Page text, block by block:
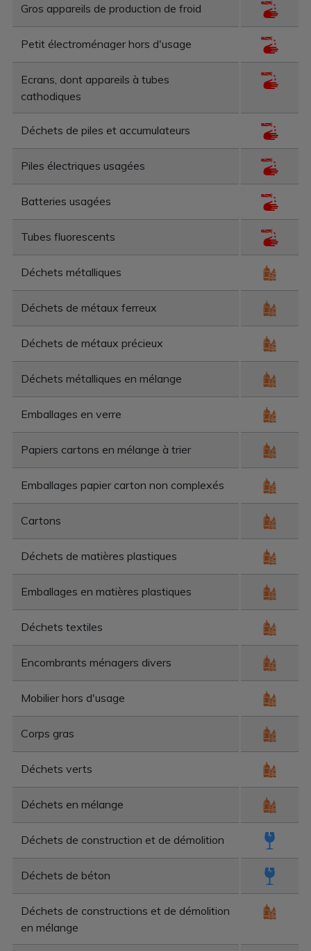
Gros appareils de production de froid
Petit électroménager hors d'usage
Ecrans, dont appareils à tubes
cathodiques
Déchets de piles et accumulateurs
Piles électriques usagées
Batteries usagées
Tubes fluorescents
Déchets métalliques
Déchets de métaux ferreux
Déchets de métaux précieux
Déchets métalliques en mélange
Emballages en verre
Papiers cartons en mélange à trier
Emballages papier carton non complexés
Cartons
Déchets de matières plastiques
Emballages en matières plastiques
Déchets textiles
Encombrants ménagers divers
Mobilier hors d'usage
Corps gras
Déchets verts
Déchets en mélange
Déchets de construction et de démolition
Déchets de béton
Déchets de constructions et de démolition
en mélange